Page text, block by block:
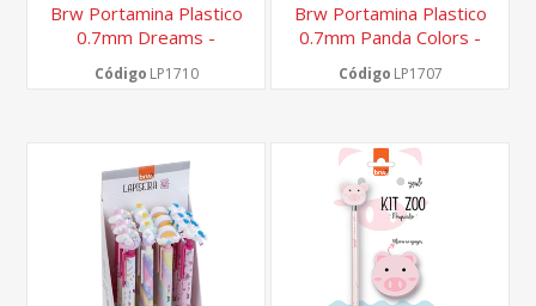
Brw Portamina Plastico
0.7mm Dreams -
Display 12 Un
Código LP1710
Brw Portamina Plastico
0.7mm Panda Colors -
Display 12 Un
Código LP1707